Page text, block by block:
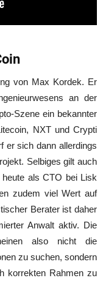
von Max Kordek. Er
an der
Szene ein bekannter
NXT und Crypti
er sich dann allerdings
Selbiges gilt auch
als CTO bei Lisk
zudem viel Wert auf
Berater ist daher
Anwalt aktiv. Die
also nicht die
zu suchen, sondern
korrekten Rahmen zu